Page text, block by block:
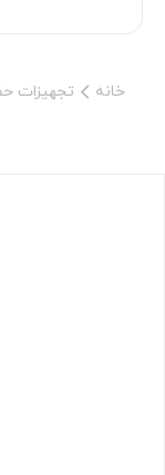
پنل کارتی نمایش
و پنل کارت خوان
روی پنل که با
پنل
خانه تجهیزات